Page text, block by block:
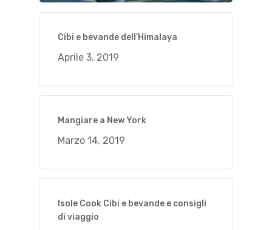
Cibi e bevande dell’Himalaya
Aprile 3, 2019
Mangiare a New York
Marzo 14, 2019
Isole Cook Cibi e bevande e consigli
di viaggio